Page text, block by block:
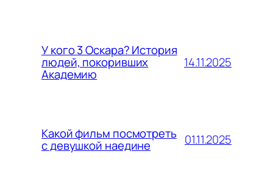
У кого 3 Оскара? История
людей, покоривших
Академию
14.11.2025
Какой фильм посмотреть
с девушкой наедине 01.11.2025